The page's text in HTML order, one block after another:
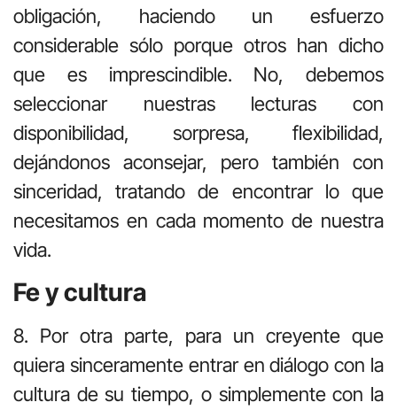
obligación, haciendo un esfuerzo
considerable sólo porque otros han dicho
que es imprescindible. No, debemos
seleccionar nuestras lecturas con
disponibilidad, sorpresa, flexibilidad,
dejándonos aconsejar, pero también con
sinceridad, tratando de encontrar lo que
necesitamos en cada momento de nuestra
vida.
Fe y cultura
8. Por otra parte, para un creyente que
quiera sinceramente entrar en diálogo con la
cultura de su tiempo, o simplemente con la